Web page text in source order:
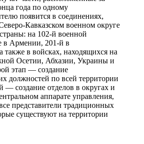
года по одному
появится в соединениях,
Кавказском военном округе
на 102-й военной
в Армении, 201-й в
также в войсках, находящихся на
Осетии, Абхазии, Украины и
этап — создание
должностей по всей территории
— создание отделов в округах и
аппарате управления,
представители традиционных
существуют на территории